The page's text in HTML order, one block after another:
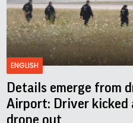
ENGLISH
Details emerge from
Airport: Driver kicked
drone out